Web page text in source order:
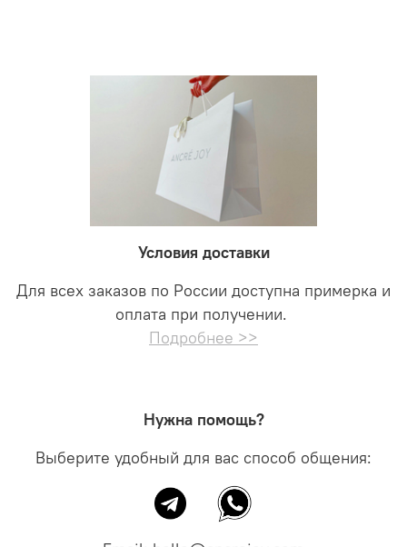
Условия доставки
Для всех заказов по России доступна примерка и
оплата при получении.
Подробнее >>
Нужна помощь?
Выберите удобный для вас способ общения: